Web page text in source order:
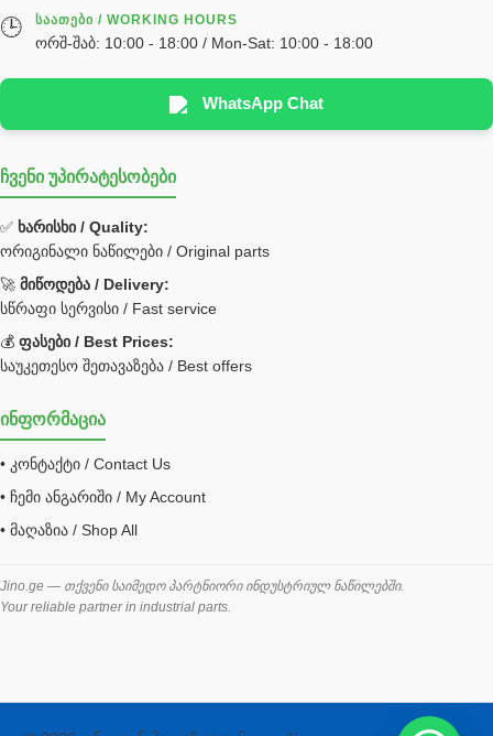
სხადასხვა
Hyva
უჟანგავი ფოლადი
Bobcat ფილტრი
Caterpillar ფილტრი
JCB ფილტრი
ქვაბი გათბობა მილები
შემაერთებელი / გადამყვანი UNF ORFS
შემაერთებელი BSPP /გადამყვანი
შესაფუთი მანქანა ვაკუმით
შლანგი
საწვავის შლანგი
🕒 ᲡᲐᲐᲗᲔᲑᲘ / WORKING HOURS
ორშ-შაბ: 10:00 - 18:00 / Mon-Sat: 10:00 - 18:00
WhatsApp Chat
ჩვენი უპირატესობები
✅ ხარისხი / Quality:
ორიგინალი ნაწილები / Original parts
🚀 მიწოდება / Delivery:
სწრაფი სერვისი / Fast service
💰 ფასები / Best Prices:
საუკეთესო შეთავაზება / Best offers
ინფორმაცია
• კონტაქტი / Contact Us
• ჩემი ანგარიში / My Account
• მაღაზია / Shop All
Jino.ge — თქვენი საიმედო პარტნიორი ინდუსტრიულ ნაწილებში.
Your reliable partner in industrial parts.